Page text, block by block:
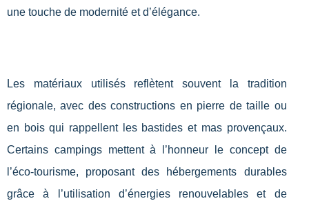
une touche de modernité et d’élégance.
Les matériaux utilisés reflètent souvent la tradition
régionale, avec des constructions en pierre de taille ou
en bois qui rappellent les bastides et mas provençaux.
Certains campings mettent à l’honneur le concept de
l’éco-tourisme, proposant des hébergements durables
grâce à l’utilisation d’énergies renouvelables et de